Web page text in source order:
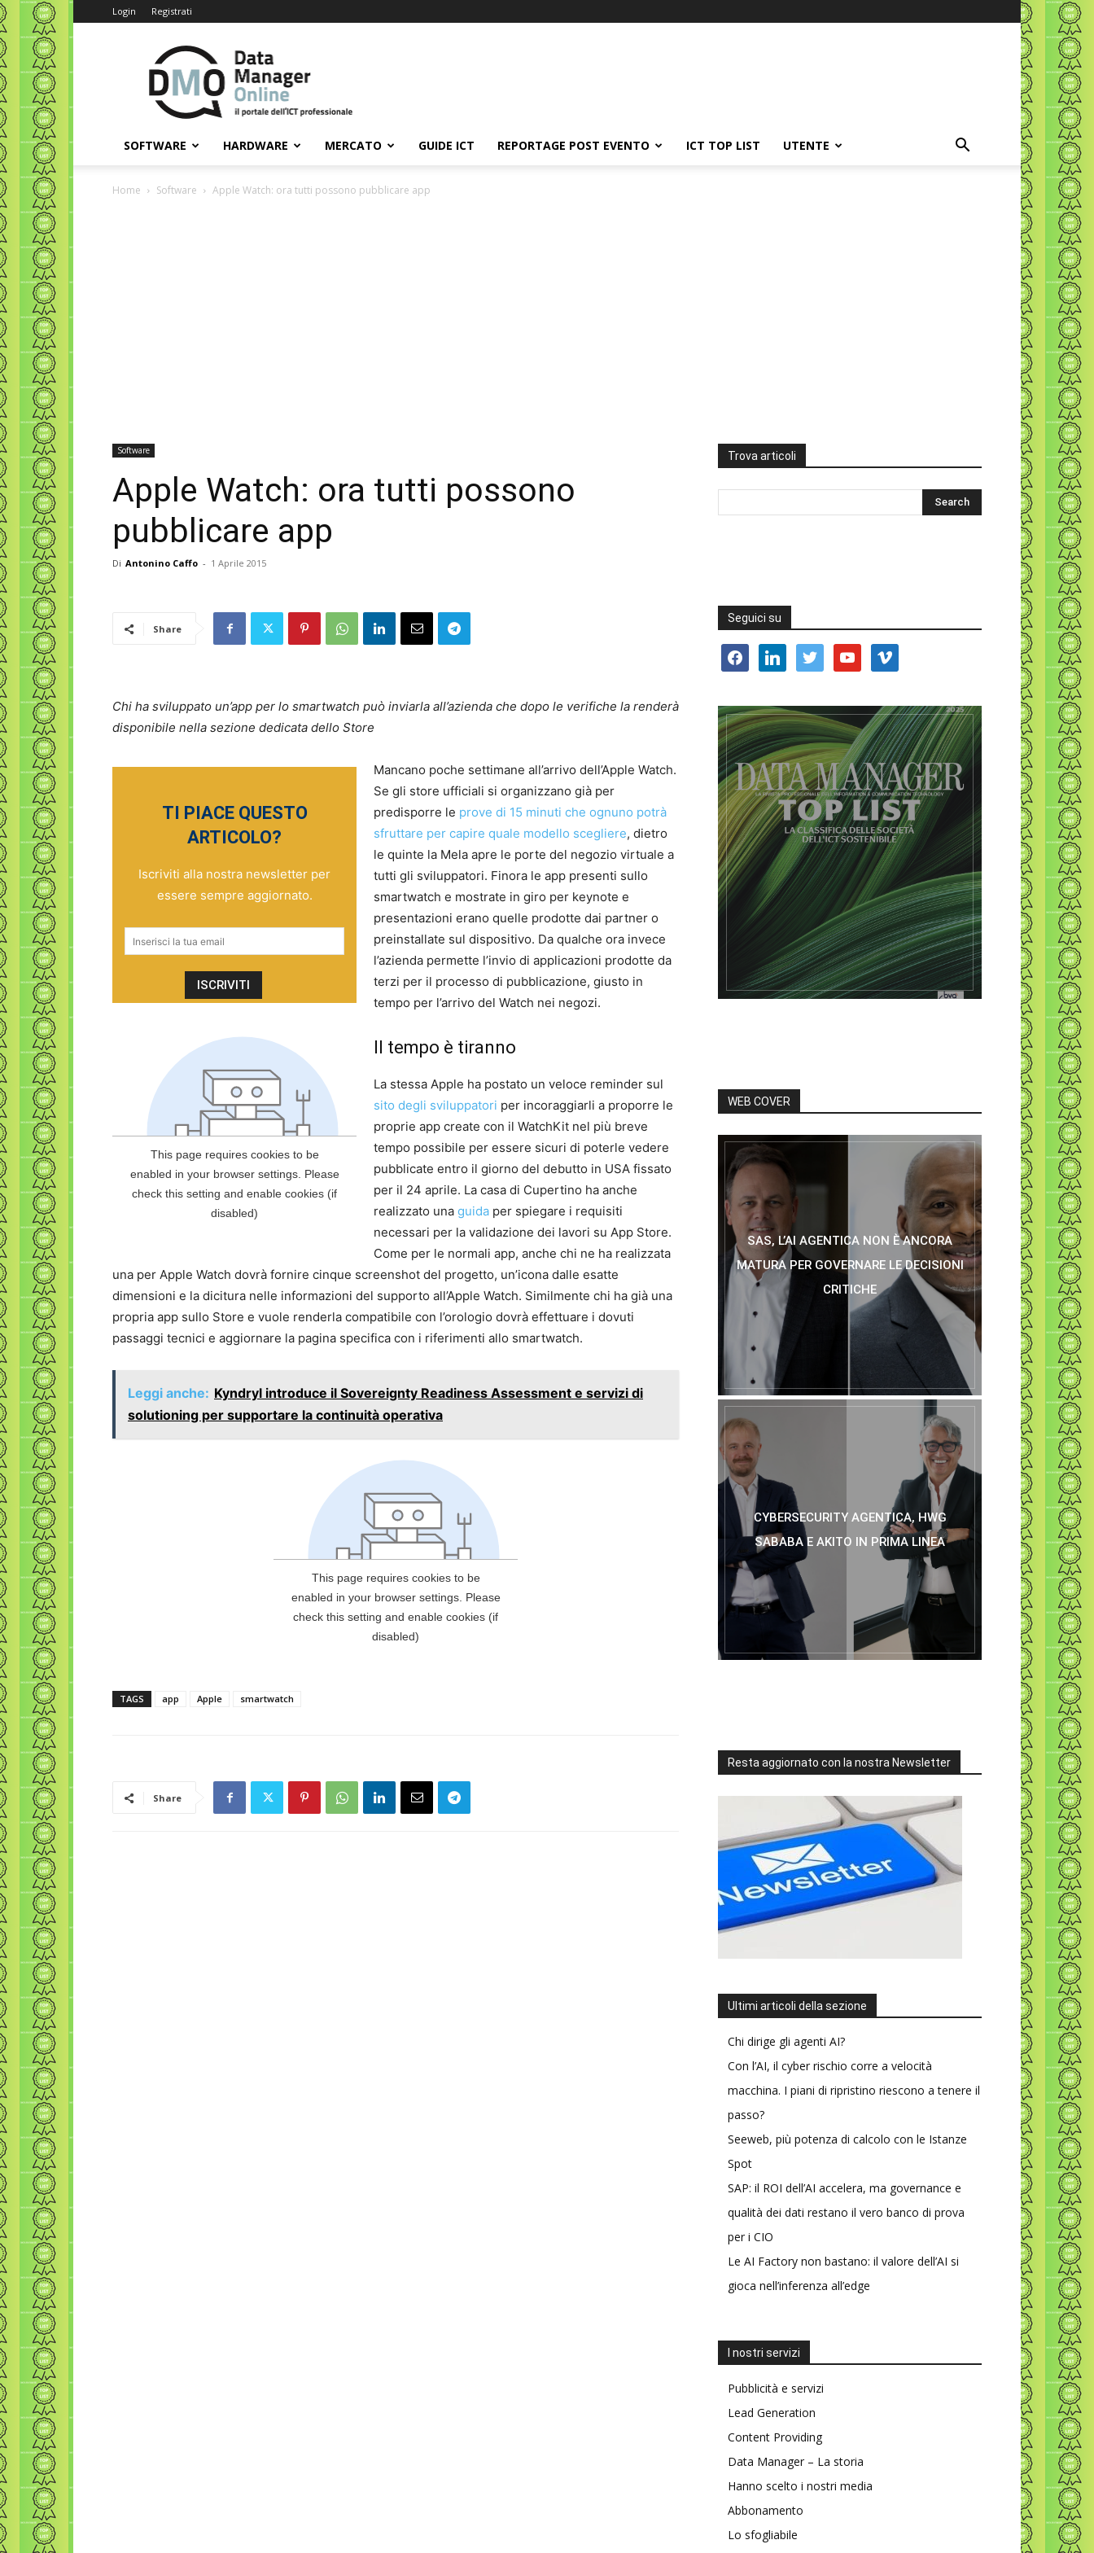
Login Registrati
Data
Manager
Online
SOFTWARE HARDWARE MERCATO GUIDE ICT REPORTAGE POST EVENTO ICT TOP LIST UTENTE
Home Software Apple Watch: ora tutti possono pubblicare app
Software
Apple Watch: ora tutti possono
pubblicare app
Di Antonino Caffo - 1 Aprile 2015
Share
Chi ha sviluppato un’app per lo smartwatch può inviarla all’azienda che dopo le verifiche la renderà
disponibile nella sezione dedicata dello Store
TI PIACE QUESTO
ARTICOLO?
Iscriviti alla nostra newsletter per
essere sempre aggiornato.
Mancano poche settimane all’arrivo dell’Apple Watch.
Se gli store ufficiali si organizzano già per
predisporre le prove di 15 minuti che ognuno potrà
sfruttare per capire quale modello scegliere, dietro
le quinte la Mela apre le porte del negozio virtuale a
tutti gli sviluppatori. Finora le app presenti sullo
smartwatch e mostrate in giro per keynote e
presentazioni erano quelle prodotte dai partner o
preinstallate sul dispositivo. Da qualche ora invece
l’azienda permette l’invio di applicazioni prodotte da
terzi per il processo di pubblicazione, giusto in
tempo per l’arrivo del Watch nei negozi.
Il tempo è tiranno
La stessa Apple ha postato un veloce reminder sul
sito degli sviluppatori per incoraggiarli a proporre le
proprie app create con il WatchKit nel più breve
tempo possibile per essere sicuri di poterle vedere
pubblicate entro il giorno del debutto in USA fissato
per il 24 aprile. La casa di Cupertino ha anche
realizzato una guida per spiegare i requisiti
necessari per la validazione dei lavori su App Store.
Come per le normali app, anche chi ne ha realizzata
una per Apple Watch dovrà fornire cinque screenshot del progetto, un’icona dalle esatte
dimensioni e la dicitura nelle informazioni del supporto all’Apple Watch. Similmente chi ha già una
propria app sullo Store e vuole renderla compatibile con l’orologio dovrà effettuare i dovuti
passaggi tecnici e aggiornare la pagina specifica con i riferimenti allo smartwatch.
Leggi anche: Kyndryl introduce il Sovereignty Readiness Assessment e servizi di
solutioning per supportare la continuità operativa
TAGS app Apple smartwatch
Share
Trova articoli
Seguici su
facebooklinkedin twitter youtube vimeo
WEB COVER
SAS, L’AI AGENTICA NON È ANCORA
MATURA PER GOVERNARE LE DECISIONI
CRITICHE
CYBERSECURITY AGENTICA, HWG
SABABA E AKITO IN PRIMA LINEA
Resta aggiornato con la nostra Newsletter
Ultimi articoli della sezione
Chi dirige gli agenti AI?
Con l’AI, il cyber rischio corre a velocità
macchina. I piani di ripristino riescono a tenere il
passo?
Seeweb, più potenza di calcolo con le Istanze
Spot
SAP: il ROI dell’AI accelera, ma governance e
qualità dei dati restano il vero banco di prova
per i CIO
Le AI Factory non bastano: il valore dell’AI si
gioca nell’inferenza all’edge
I nostri servizi
Pubblicità e servizi
Lead Generation
Content Providing
Data Manager – La storia
Hanno scelto i nostri media
Abbonamento
Lo sfogliabile